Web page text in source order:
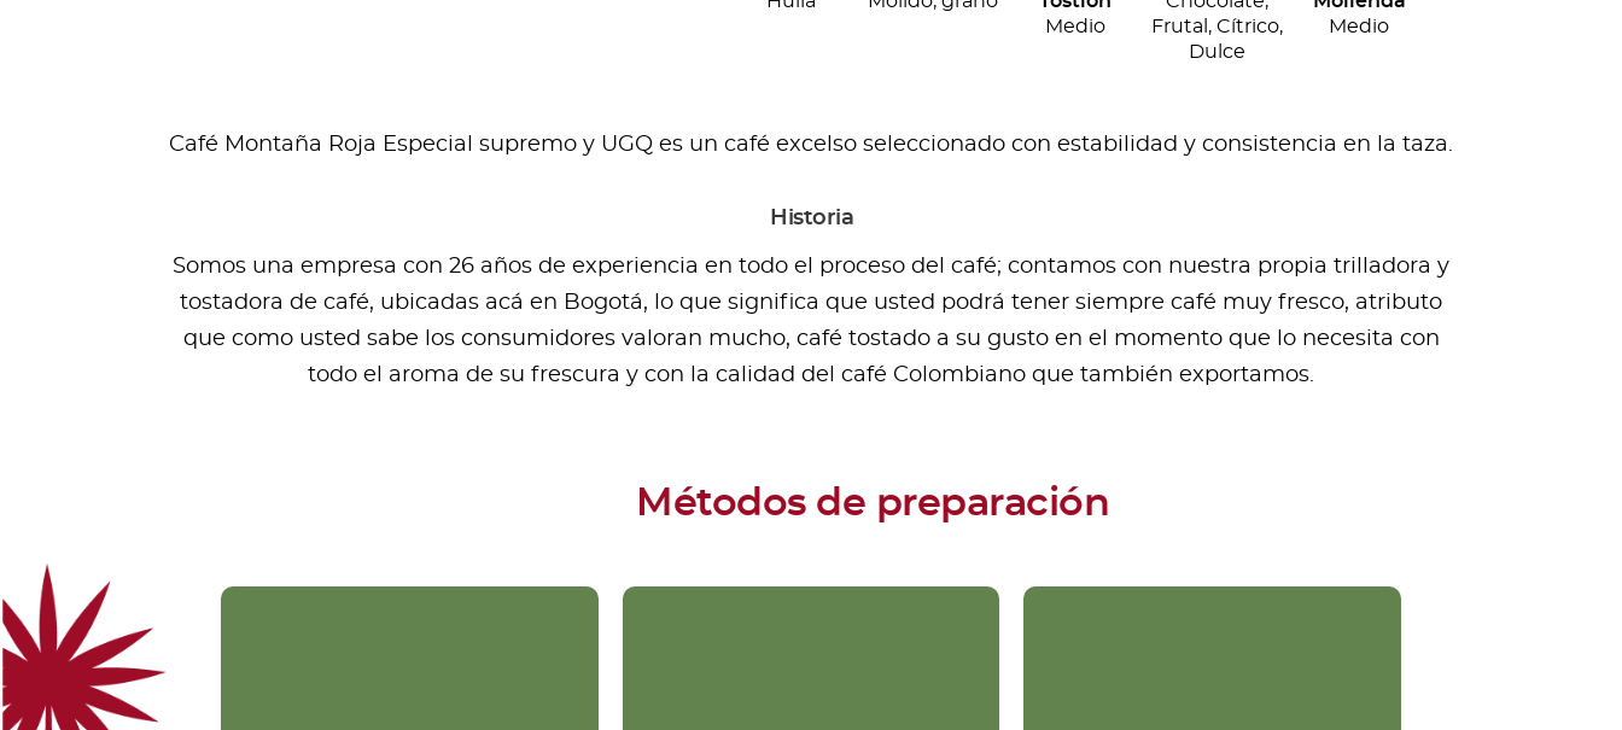
Medio
Frutal, Cítrico,
Dulce
Medio
Café Montaña Roja Especial supremo y UGQ es un café excelso seleccionado con estabilidad y consistencia en la taza.
Historia
Somos una empresa con 26 años de experiencia en todo el proceso del café; contamos con nuestra propia trilladora y
tostadora de café, ubicadas acá en Bogotá, lo que significa que usted podrá tener siempre café muy fresco, atributo
que como usted sabe los consumidores valoran mucho, café tostado a su gusto en el momento que lo necesita con
todo el aroma de su frescura y con la calidad del café Colombiano que también exportamos.
Métodos de preparación